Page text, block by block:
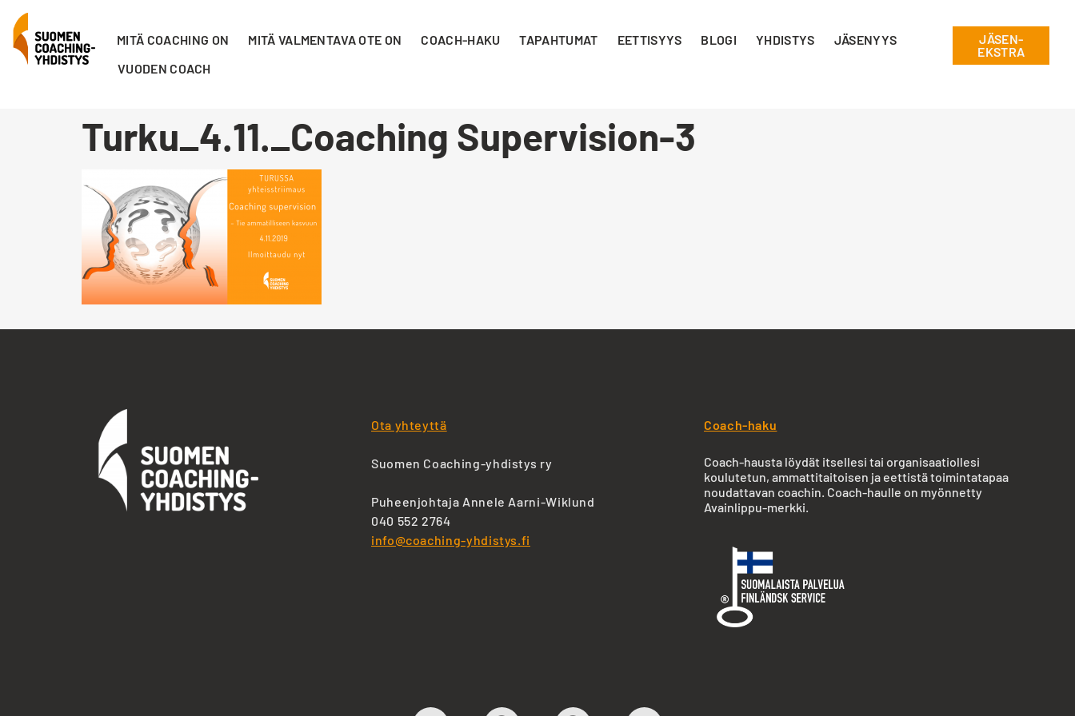
MITÄ COACHING ON MITÄ VALMENTAVA OTE ON COACH-HAKU TAPAHTUMAT EETTISYYS BLOGI YHDISTYS
JÄSENYYS
VUODEN COACH
JÄSEN-
EKSTRA
Turku_4.11._Coaching Supervision-3
Ota yhteyttä
Suomen Coaching-yhdistys ry
Puheenjohtaja Annele Aarni-Wiklund
040 552 2764
info@coaching-yhdistys.fi
Coach-haku
Coach-hausta löydät itsellesi tai organisaatiollesi
koulutetun, ammattitaitoisen ja eettistä toimintatapaa
noudattavan coachin. Coach-haulle on myönnetty
Avainlippu-merkki.